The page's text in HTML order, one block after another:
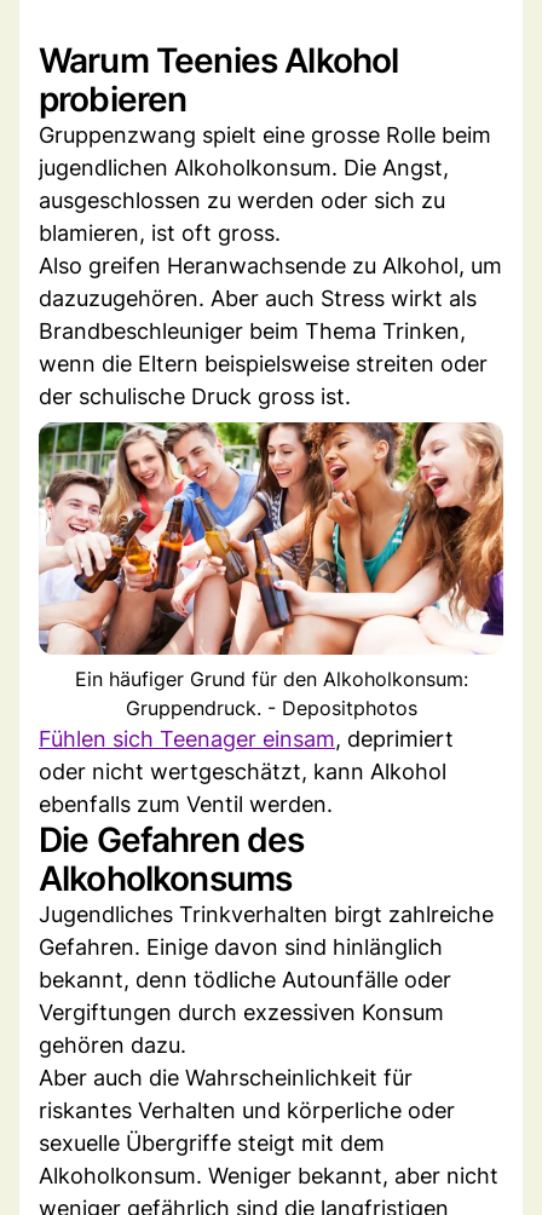
Warum Teenies Alkohol
probieren
Gruppenzwang spielt eine grosse Rolle beim
jugendlichen Alkoholkonsum. Die Angst,
ausgeschlossen zu werden oder sich zu
blamieren, ist oft gross.
Also greifen Heranwachsende zu Alkohol, um
dazuzugehören. Aber auch Stress wirkt als
Brandbeschleuniger beim Thema Trinken,
wenn die Eltern beispielsweise streiten oder
der schulische Druck gross ist.
Ein häufiger Grund für den Alkoholkonsum:
Gruppendruck. - Depositphotos
Fühlen sich Teenager einsam, deprimiert
oder nicht wertgeschätzt, kann Alkohol
ebenfalls zum Ventil werden.
Die Gefahren des
Alkoholkonsums
Jugendliches Trinkverhalten birgt zahlreiche
Gefahren. Einige davon sind hinlänglich
bekannt, denn tödliche Autounfälle oder
Vergiftungen durch exzessiven Konsum
gehören dazu.
Aber auch die Wahrscheinlichkeit für
riskantes Verhalten und körperliche oder
sexuelle Übergriffe steigt mit dem
Alkoholkonsum. Weniger bekannt, aber nicht
weniger gefährlich sind die langfristigen